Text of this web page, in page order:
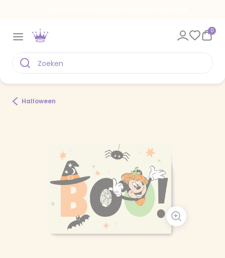
0
Halloween